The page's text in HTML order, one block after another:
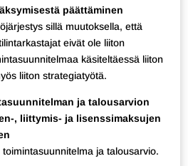
päättäminen
sillä muutoksella, että
eivät ole liiton
käsiteltäessä liiton
liiton strategiatyötä.
ja talousarvion
, liittymis- ja lisenssimaksujen
ja talousarvio.